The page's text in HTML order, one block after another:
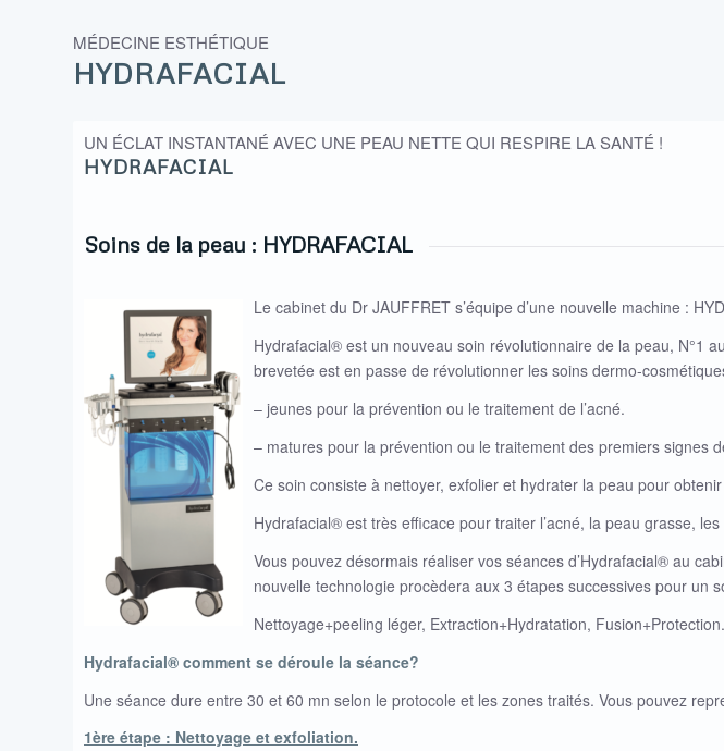
MÉDECINE ESTHÉTIQUE
HYDRAFACIAL
UN ÉCLAT INSTANTANÉ AVEC UNE PEAU NETTE QUI RESPIRE LA SANTÉ !
HYDRAFACIAL
Soins de la peau : HYDRAFACIAL
Le cabinet du Dr JAUFFRET s’équipe d’une nouvelle machine :
Hydrafacial® est un nouveau soin révolutionnaire de la peau, N°1
brevetée est en passe de révolutionner les soins dermo-
– jeunes pour la prévention ou le traitement de l’acné.
– matures pour la prévention ou le traitement des premiers signes
Ce soin consiste à nettoyer, exfolier et hydrater la peau pour
Hydrafacial® est très efficace pour traiter l’acné, la peau grasse,
Vous pouvez désormais réaliser vos séances d’Hydrafacial® au
nouvelle technologie procèdera aux 3 étapes successives pour un
Nettoyage+peeling léger, Extraction+Hydratation, Fusion+Protection.
Hydrafacial® comment se déroule la séance?
Une séance dure entre 30 et 60 mn selon le protocole et les zones traités. Vous pouvez
1ère étape : Nettoyage et exfoliation.